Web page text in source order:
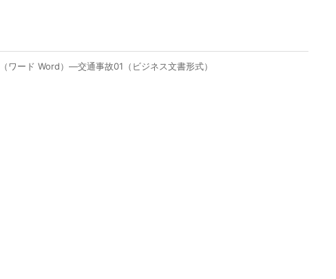
ワード Word）―交通事故01（ビジネス文書形式）